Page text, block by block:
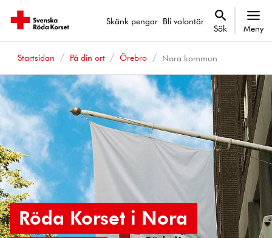
Skänk pengar Bli volontär
Sök Meny
Startsidan På din ort Örebro Nora kommun
Röda Korset i Nora